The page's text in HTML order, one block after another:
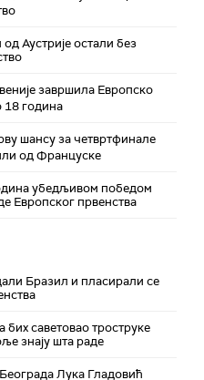
Аустрије остали без
завршила Европско
18 година
шансу за четвртфинале
од Француске
убедљивом победом
Европског првенства
Бразил и пласирали се
саветовао троструке
знају шта раде
Лука Гладовић